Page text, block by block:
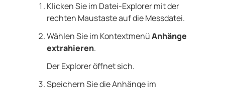
Klicken Sie im Datei-Explorer mit der
rechten Maustaste auf die Messdatei.
Wählen Sie im KontextmenüAnhänge
extrahieren.
Der Explorer öffnet sich.
Speichern Sie die Anhänge im